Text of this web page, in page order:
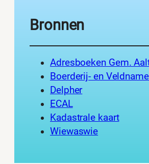
Bronnen
Adresboeken Gem.
Boerderij- en
Delpher
ECAL
Kadastrale kaart
Wiewaswie